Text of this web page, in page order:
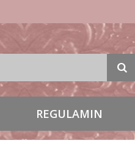
REGULAMIN